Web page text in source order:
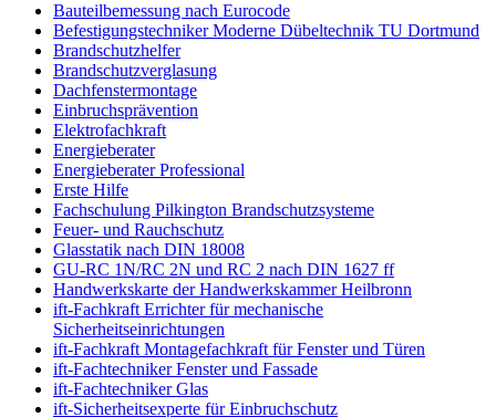
Bauteilbemessung nach Eurocode
Befestigungstechniker Moderne Dübeltechnik TU Dortmund
Brandschutzhelfer
Brandschutzverglasung
Dachfenstermontage
Einbruchsprävention
Elektrofachkraft
Energieberater
Energieberater Professional
Erste Hilfe
Fachschulung Pilkington Brandschutzsysteme
Feuer- und Rauchschutz
Glasstatik nach DIN 18008
GU-RC 1N/RC 2N und RC 2 nach DIN 1627 ff
Handwerkskarte der Handwerkskammer Heilbronn
ift-Fachkraft Errichter für mechanische
Sicherheitseinrichtungen
ift-Fachkraft Montagefachkraft für Fenster und Türen
ift-Fachtechniker Fenster und Fassade
ift-Fachtechniker Glas
ift-Sicherheitsexperte für Einbruchschutz